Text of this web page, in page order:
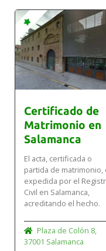
Certificado de
Matrimonio en
Salamanca
El acta, certificada o
partida de matrimonio,
expedida por el
Civil en Salamanca,
acreditando el hecho.
Plaza de Colón 8,
37001 Salamanca